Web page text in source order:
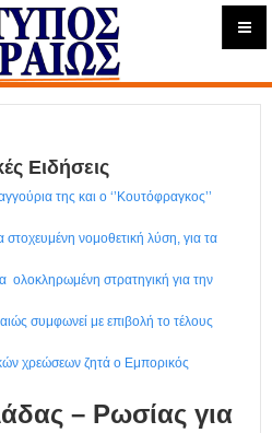
Ειδήσεις
της και ο ‘’Κουτόφραγκος’’
στοχευμένη νομοθετική λύση, για τα
ολοκληρωμένη στρατηγική για την
συμφωνεί με επιβολή το τέλους
χρεώσεων ζητά ο Εμπορικός
– Ρωσίας για